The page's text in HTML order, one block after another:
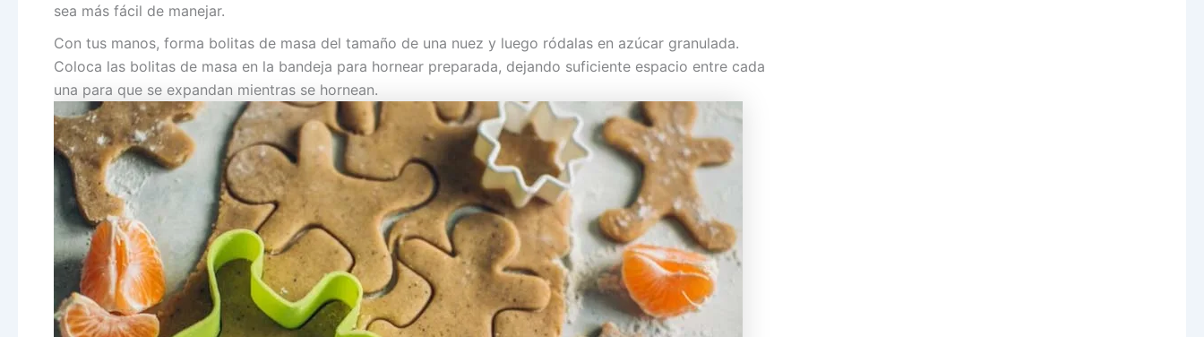
sea más fácil de manejar.
Con tus manos, forma bolitas de masa del tamaño de una nuez y luego ródalas en azúcar granulada.
Coloca las bolitas de masa en la bandeja para hornear preparada, dejando suficiente espacio entre cada
una para que se expandan mientras se hornean.